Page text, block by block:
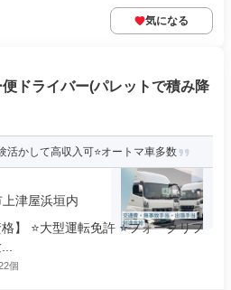
気になる
ドライバー(パレットで積み降
活かして高収入可⭐オートマ車多数
津屋浜垣内
】 ⭐大型運転免許 ⭐フォークリフ
個